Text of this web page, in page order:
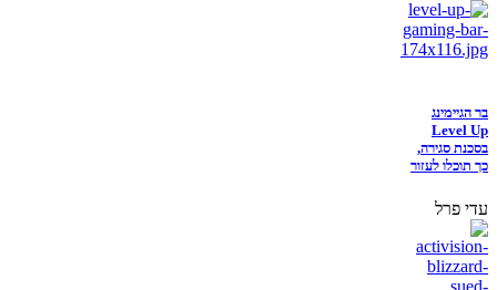
בר הגיימינג
Level Up
בסכנת סגירה,
כך תוכלו לעזור
עדי פרל